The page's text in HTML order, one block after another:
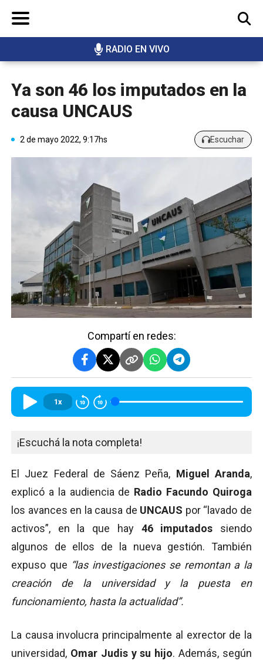
RADIO EN VIVO
BUSCAR
Ya son 46 los imputados en la
causa UNCAUS
2 de mayo 2022, 9:17hs Escuchar
Compartí en redes:
1x
¡Escuchá la nota completa!
El Juez Federal de Sáenz Peña, Miguel Aranda,
explicó a la audiencia de Radio Facundo Quiroga
los avances en la causa de UNCAUS por “lavado de
activos”, en la que hay 46 imputados siendo
algunos de ellos de la nueva gestión. También
expuso que “las investigaciones se remontan a la
creación de la universidad y la puesta en
funcionamiento, hasta la actualidad”.
La causa involucra principalmente al exrector de la
universidad, Omar Judis y su hijo. Además, según